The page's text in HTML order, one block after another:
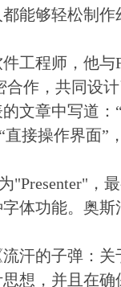
能够轻松制
工程师，他与
合作，共同设
文章中写道
直接操作界面”
"Presenter"，
体功能。奥
汗的子弹：
想，并且在